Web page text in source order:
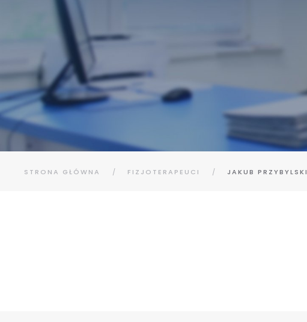
STRONA GŁÓWNA FIZJOTERAPEUCI JAKUB PRZYBYLSKI